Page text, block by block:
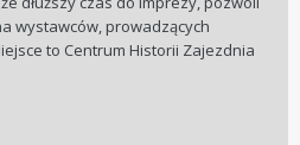
wystawców, prowadzących
to Centrum Historii Zajezdnia